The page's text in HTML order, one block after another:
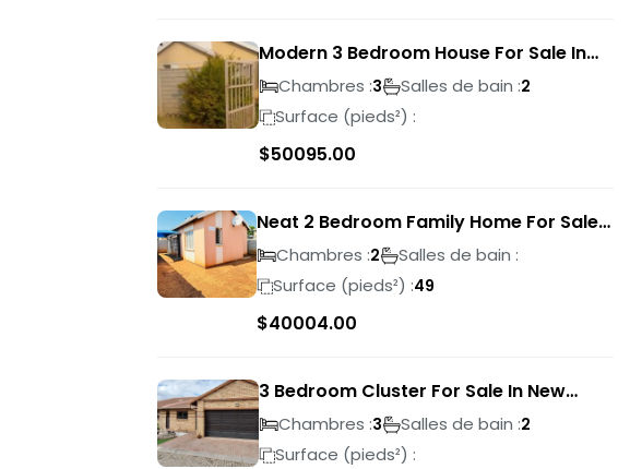
Modern 3 Bedroom House For Sale In
Albertsdal
Chambres :3 Salles de bain :2
Surface (pieds²) :
$50095.00
Neat 2 Bedroom Family Home For Sale
In Sky City
Chambres :2
Salles de bain :
Surface (pieds²) :49
$40004.00
3 Bedroom Cluster For Sale In New
Market Park
Chambres :3 Salles de bain :2
Surface (pieds²) :